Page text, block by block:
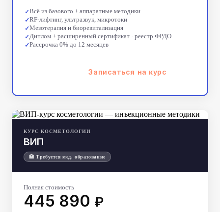
Всё из базового + аппаратные методики
RF-лифтинг, ультразвук, микротоки
Мезотерапия и биоревитализация
Диплом + расширенный сертификат · реестр ФРДО
Рассрочка 0% до 12 месяцев
Записаться на курс
КУРС КОСМЕТОЛОГИИ
ВИП
🏥 Требуется мед. образование
Полная стоимость
445 890 ₽